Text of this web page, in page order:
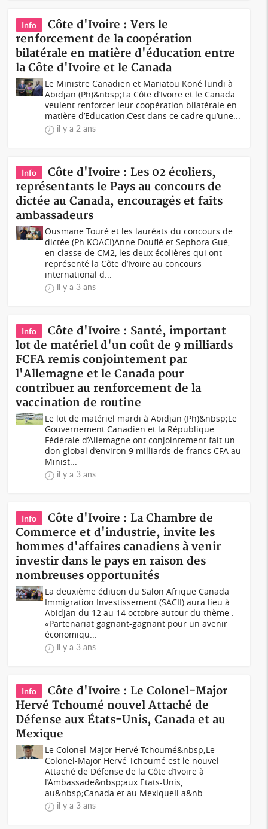
Info
Côte d'Ivoire : Vers le
renforcement de la coopération
bilatérale en matière d'éducation entre
la Côte d'Ivoire et le Canada
Le Ministre Canadien et Mariatou Koné lundi à
Abidjan (Ph)&nbsp;La Côte d’Ivoire et le Canada
veulent renforcer leur coopération bilatérale en
matière d’Education.C’est dans ce cadre qu’une...
il y a 2 ans
Info
Côte d'Ivoire : Les 02 écoliers,
représentants le Pays au concours de
dictée au Canada, encouragés et faits
ambassadeurs
Ousmane Touré et les lauréats du concours de
dictée (Ph KOACI)Anne Douflé et Sephora Gué,
en classe de CM2, les deux écolières qui ont
représenté la Côte d’Ivoire au concours
international d...
il y a 3 ans
Info
Côte d'Ivoire : Santé, important
lot de matériel d'un coût de 9 milliards
FCFA remis conjointement par
l'Allemagne et le Canada pour
contribuer au renforcement de la
vaccination de routine
Le lot de matériel mardi à Abidjan (Ph)&nbsp;Le
Gouvernement Canadien et la République
Fédérale d’Allemagne ont conjointement fait un
don global d’environ 9 milliards de francs CFA au
Minist...
il y a 3 ans
Info
Côte d'Ivoire : La Chambre de
Commerce et d'industrie, invite les
hommes d'affaires canadiens à venir
investir dans le pays en raison des
nombreuses opportunités
La deuxième édition du Salon Afrique Canada
Immigration Investissement (SACII) aura lieu à
Abidjan du 12 au 14 octobre autour du thème :
«Partenariat gagnant-gagnant pour un avenir
économiqu...
il y a 3 ans
Info
Côte d'Ivoire : Le Colonel-Major
Hervé Tchoumé nouvel Attaché de
Défense aux États-Unis, Canada et au
Mexique
Le Colonel-Major Hervé Tchoumé&nbsp;Le
Colonel-Major Hervé Tchoumé est le nouvel
Attaché de Défense de la Côte d’Ivoire à
l’Ambassade&nbsp;aux Etats-Unis,
au&nbsp;Canada et au MexiqueIl a&nb...
il y a 3 ans